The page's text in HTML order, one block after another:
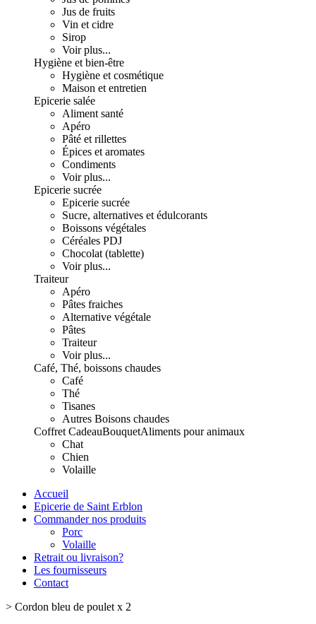
Jus de fruits
Vin et cidre
Sirop
Voir plus...
Hygiène et bien-être
Hygiène et cosmétique
Maison et entretien
Epicerie salée
Aliment santé
Apéro
Pâté et rillettes
Épices et aromates
Condiments
Voir plus...
Epicerie sucrée
Epicerie sucrée
Sucre, alternatives et édulcorants
Boissons végétales
Céréales PDJ
Chocolat (tablette)
Voir plus...
Traiteur
Apéro
Pâtes fraiches
Alternative végétale
Pâtes
Traiteur
Voir plus...
Café, Thé, boissons chaudes
Café
Thé
Tisanes
Autres Boisons chaudes
Coffret CadeauBouquetAliments pour animaux
Chat
Chien
Volaille
Accueil
Epicerie de Saint Erblon
Commander nos produits
Porc
Volaille
Retrait ou livraison?
Les fournisseurs
Contact
> Cordon bleu de poulet x 2